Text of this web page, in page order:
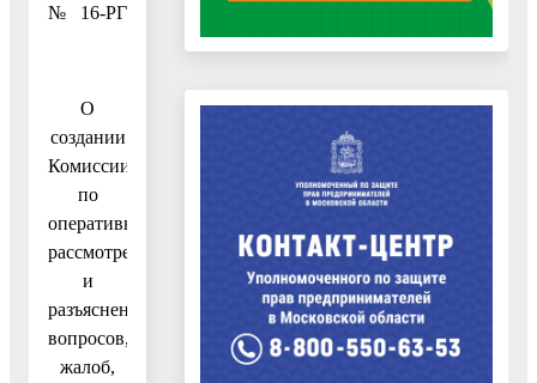
№ 16-РГ
О
создании
Комиссии
по
оперативному
рассмотрению
и
разъяснению
вопросов,
жалоб,